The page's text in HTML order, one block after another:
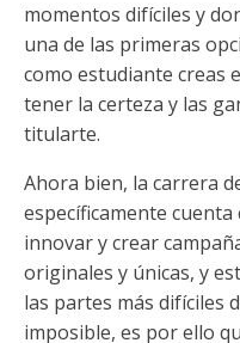
momentos difíciles y
una de las primeras
como estudiante creas
tener la certeza y las
titularte.
Ahora bien, la carrera
específicamente
innovar y crear
originales y únicas, y
las partes más difíciles
imposible, es por ello